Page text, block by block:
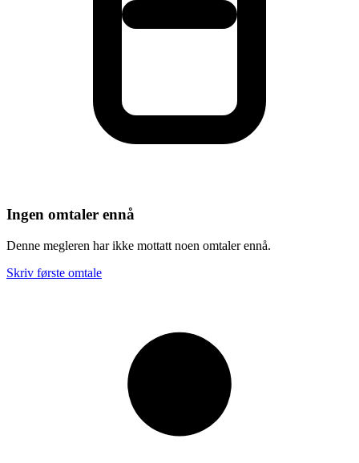
Ingen omtaler ennå
Denne megleren har ikke mottatt noen omtaler ennå.
Skriv første omtale